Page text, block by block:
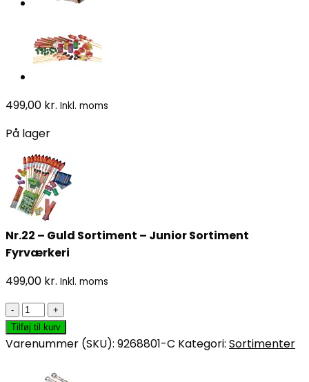
499,00 kr. Inkl. moms
På lager
Nr.22 – Guld Sortiment – Junior Sortiment
Fyrværkeri
499,00 kr. Inkl. moms
Nr.22
-
Guld
Tilføj til kurv
Varenummer (SKU): 9268801-C Kategori: Sortimenter